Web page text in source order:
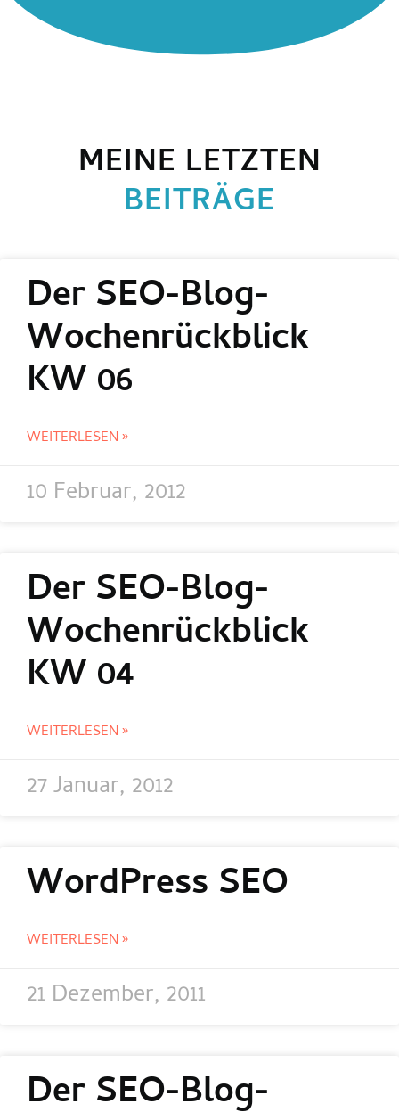
MEINE LETZTEN
BEITRÄGE
Der SEO-Blog-
Wochenrückblick
KW 06
WEITERLESEN »
10 Februar, 2012
Der SEO-Blog-
Wochenrückblick
KW 04
WEITERLESEN »
27 Januar, 2012
WordPress SEO
WEITERLESEN »
21 Dezember, 2011
Der SEO-Blog-